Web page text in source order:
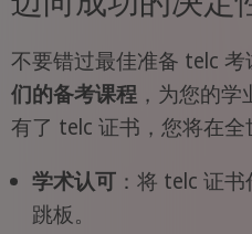
不要错过最佳准备 telc 考
们的备考课程，为您的学
有了 telc 证书，您将在全
学术认可：将 telc 证书
跳板。